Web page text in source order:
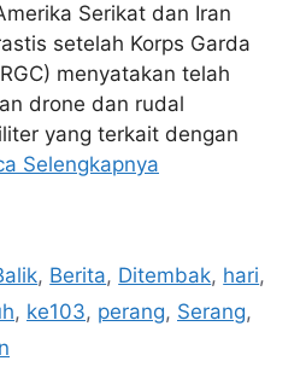
Serikat dan Iran
setelah Korps Garda
menyatakan telah
drone dan rudal
yang terkait dengan
Selengkapnya
, Berita, Ditembak, hari,
, ke103, perang, Serang,